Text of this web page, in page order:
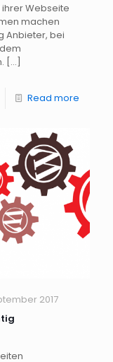
Webseite
machen
Anbieter, bei
[…]
Read more
2017